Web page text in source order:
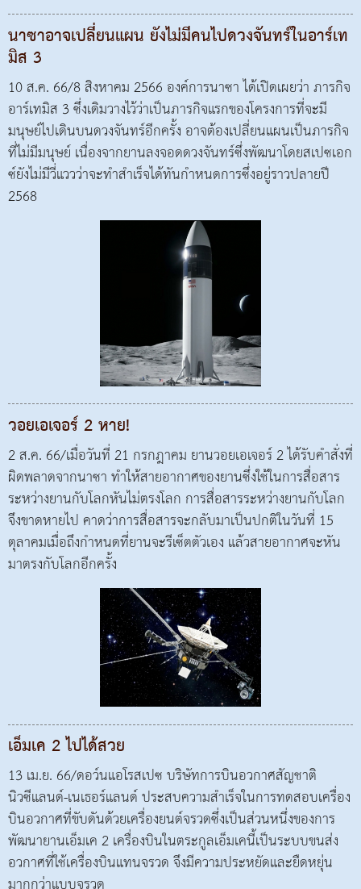
นาซาอาจเปลี่ยนแผน ยังไม่มีคนไปดวงจันทร์ในอาร์เท
มิส 3
10 ส.ค. 66/8 สิงหาคม 2566 องค์การนาซา ได้เปิดเผยว่า ภารกิจ
อาร์เทมิส 3 ซึ่งเดิมวางไว้ว่าเป็นภารกิจแรกของโครงการที่จะมี
มนุษย์ไปเดินบนดวงจันทร์อีกครั้ง อาจต้องเปลี่ยนแผนเป็นภารกิจ
ที่ไม่มีมนุษย์ เนื่องจากยานลงจอดดวงจันทร์ซึ่งพัฒนาโดยสเปซเอก
ซ์ยังไม่มีวี่แววว่าจะทำสำเร็จได้ทันกำหนดการซึ่งอยู่ราวปลายปี
2568
วอยเอเจอร์ 2 หาย!
2 ส.ค. 66/เมื่อวันที่ 21 กรกฎาคม ยานวอยเอเจอร์ 2 ได้รับคำสั่งที่
ผิดพลาดจากนาซา ทำให้สายอากาศของยานซึ่งใช้ในการสื่อสาร
ระหว่างยานกับโลกหันไม่ตรงโลก การสื่อสารระหว่างยานกับโลก
จึงขาดหายไป คาดว่าการสื่อสารจะกลับมาเป็นปกติในวันที่ 15
ตุลาคมเมื่อถึงกำหนดที่ยานจะรีเซ็ตตัวเอง แล้วสายอากาศจะหัน
มาตรงกับโลกอีกครั้ง
เอ็มเค 2 ไปได้สวย
13 เม.ย. 66/ดอว์นแอโรสเปซ บริษัทการบินอวกาศสัญชาติ
นิวซีแลนด์-เนเธอร์แลนด์ ประสบความสำเร็จในการทดสอบเครื่อง
บินอวกาศที่ขับดันด้วยเครื่องยนต์จรวดซึ่งเป็นส่วนหนึ่งของการ
พัฒนายานเอ็มเค 2 เครื่องบินในตระกูลเอ็มเคนี้เป็นระบบขนส่ง
อวกาศที่ใช้เครื่องบินแทนจรวด จึงมีความประหยัดและยืดหยุ่น